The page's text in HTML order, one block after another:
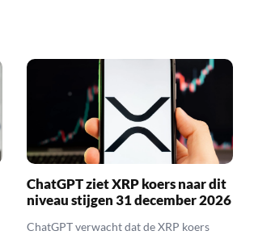
ChatGPT ziet XRP koers naar dit
niveau stijgen 31 december 2026
ChatGPT verwacht dat de XRP koers